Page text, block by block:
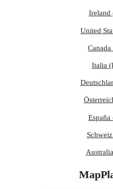
Ireland
United
Italia